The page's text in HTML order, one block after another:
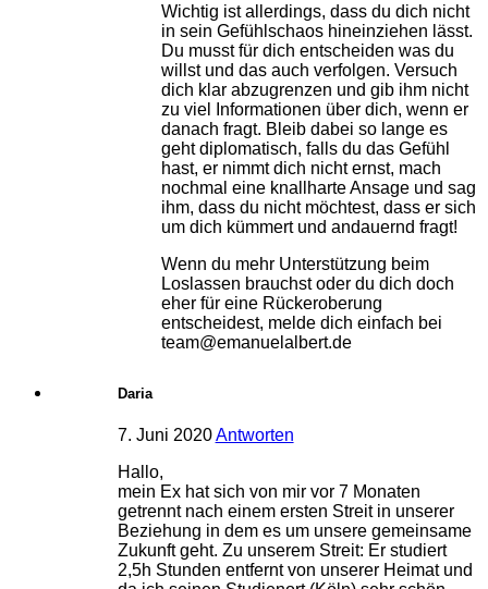
Wichtig ist allerdings, dass du dich nicht
in sein Gefühlschaos hineinziehen lässt.
Du musst für dich entscheiden was du
willst und das auch verfolgen. Versuch
dich klar abzugrenzen und gib ihm nicht
zu viel Informationen über dich, wenn er
danach fragt. Bleib dabei so lange es
geht diplomatisch, falls du das Gefühl
hast, er nimmt dich nicht ernst, mach
nochmal eine knallharte Ansage und sag
ihm, dass du nicht möchtest, dass er sich
um dich kümmert und andauernd fragt!
Wenn du mehr Unterstützung beim
Loslassen brauchst oder du dich doch
eher für eine Rückeroberung
entscheidest, melde dich einfach bei
team@emanuelalbert.de
Daria
7. Juni 2020 Antworten
Hallo,
mein Ex hat sich von mir vor 7 Monaten
getrennt nach einem ersten Streit in unserer
Beziehung in dem es um unsere gemeinsame
Zukunft geht. Zu unserem Streit: Er studiert
2,5h Stunden entfernt von unserer Heimat und